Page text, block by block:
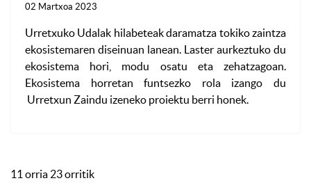
02 Martxoa 2023
Urretxuko Udalak hilabeteak daramatza tokiko zaintza
ekosistemaren diseinuan lanean. Laster aurkeztuko du
ekosistema hori, modu osatu eta zehatzagoan.
Ekosistema horretan funtsezko rola izango du
Urretxun Zaindu izeneko proiektu berri honek.
11 orria 23 orritik